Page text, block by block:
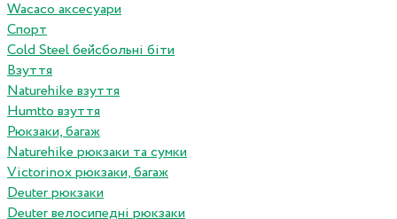
Wacaco аксесуари
Спорт
Cold Steel бейсбольні біти
Взуття
Naturehike взуття
Humtto взуття
Рюкзаки, багаж
Naturehike рюкзаки та сумки
Victorinox рюкзаки, багаж
Deuter рюкзаки
Deuter велосипедні рюкзаки